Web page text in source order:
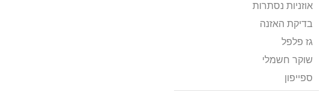
אוזניות נסתרות
בדיקת האזנה
גז פלפל
שוקר חשמלי
ספייפון